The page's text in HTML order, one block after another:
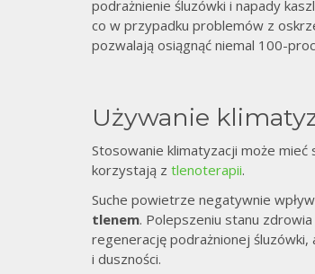
podrażnienie śluzówki i napady
co w przypadku problemów z
pozwalają osiągnąć niemal 100-
Używanie
Stosowanie klimatyzacji może
korzystają z tlenoterapii.
Suche powietrze negatywnie
tlenem. Polepszeniu stanu
regenerację podrażnionej
i duszności.